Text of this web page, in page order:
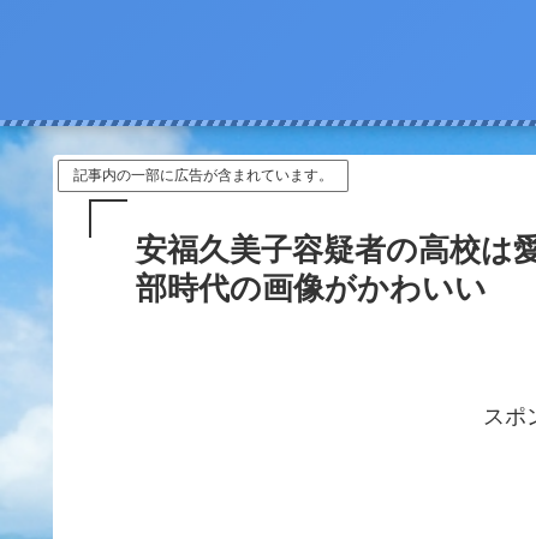
記事内の一部に広告が含まれています。
安福久美子容疑者の高校は
部時代の画像がかわいい
スポ